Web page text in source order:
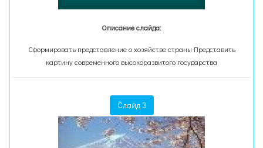
Описание слайда:
Сформировать представление о хозяйстве страны Представить
картину современного высокоразвитого государства
Слайд 3